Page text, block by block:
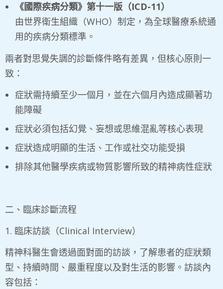
《國際疾病分類》第十一版（ICD-11）
由世界衛生組織（WHO）制定，為全球醫療系統通
用的疾病分類標準。
兩者對思覺失調的診斷條件略有差異，但核心原則一
致：
症狀需持續至少一個月，並在六個月內造成顯著功
能障礙
症狀必須包括幻覺、妄想或思維混亂等核心表現
症狀造成明顯的生活、工作或社交功能受損
排除其他醫學疾病或物質影響所致的精神病性症狀
二、臨床診斷流程
1. 臨床訪談（Clinical Interview）
精神科醫生會透過面對面的訪談，了解患者的症狀類
型、持續時間、嚴重程度以及對生活的影響。訪談內
容包括：